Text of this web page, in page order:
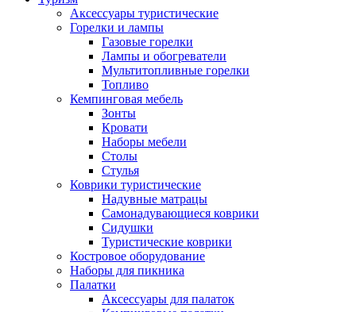
Аксессуары туристические
Горелки и лампы
Газовые горелки
Лампы и обогреватели
Мультитопливные горелки
Топливо
Кемпинговая мебель
Зонты
Кровати
Наборы мебели
Столы
Стулья
Коврики туристические
Надувные матрацы
Самонадувающиеся коврики
Сидушки
Туристические коврики
Костровое оборудование
Наборы для пикника
Палатки
Аксессуары для палаток